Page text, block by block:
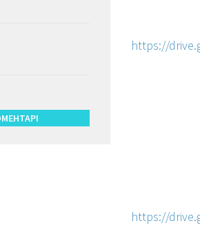
https://
https://